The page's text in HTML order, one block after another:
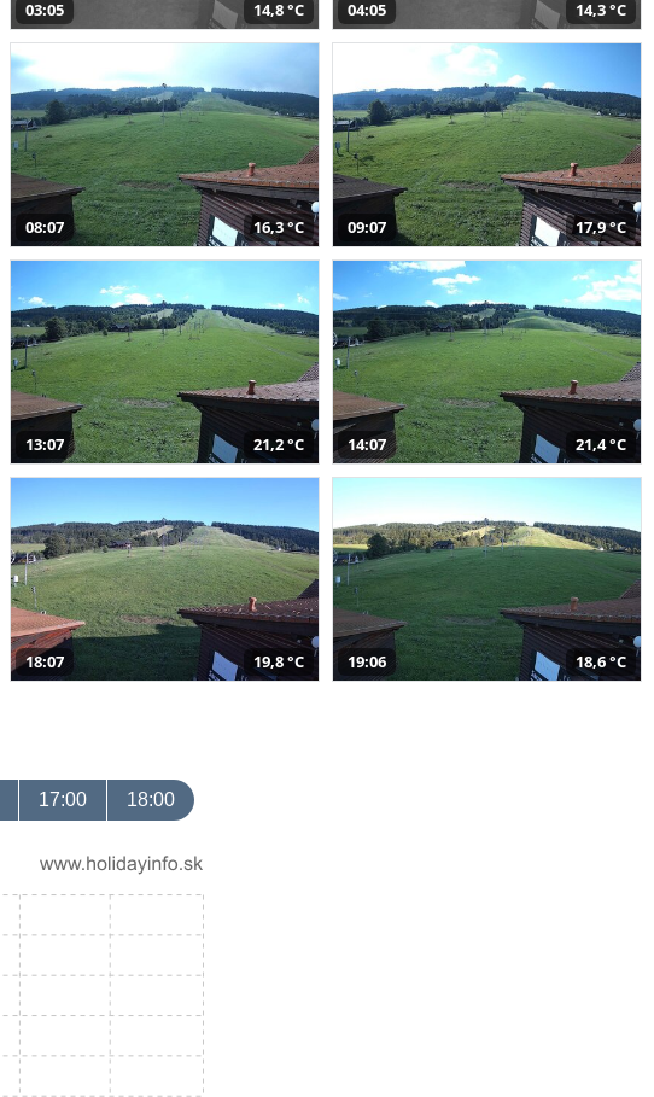
03:05 14,8 °C 04:05 14,3 °C
08:07 16,3 °C 09:07 17,9 °C
13:07 21,2 °C 14:07 21,4 °C
18:07 19,8 °C 19:06 18,6 °C
17:00 18:00